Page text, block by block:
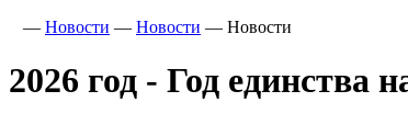
— Новости — Новости — Новости
2026 год - Год единства